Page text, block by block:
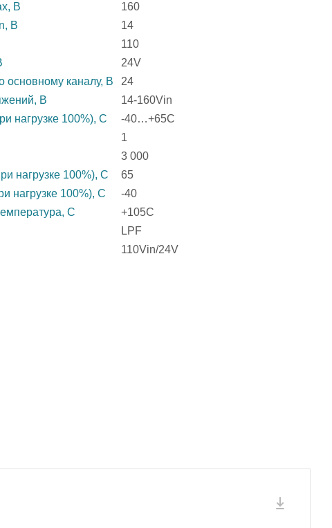
В
160
В
14
110
24V
основному каналу, В
24
В
14-160Vin
нагрузке 100%), C
-40…+65C
1
3 000
нагрузке 100%), C
65
нагрузке 100%), C
-40
C
+105C
LPF
110Vin/24V